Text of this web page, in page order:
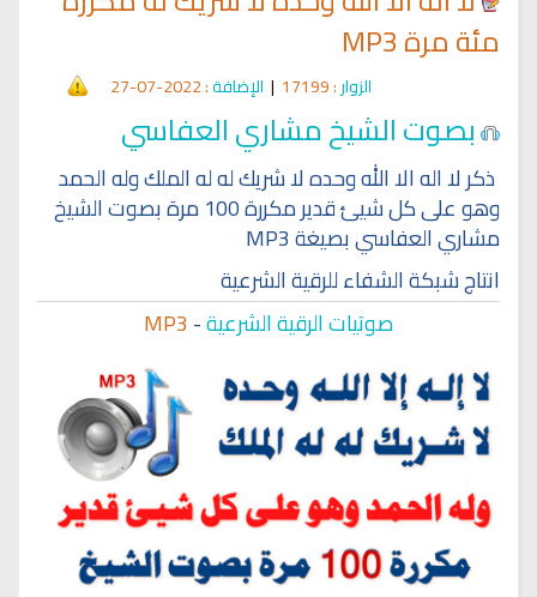
مئة مرة MP3
الزوار: 17199
| الإضافة: 2022-07-27
بصوت الشيخ مشاري العفاسي
ذكر لا اله الا الله وحده لا شريك له له الملك وله الحمد
وهو على كل شيئ قدير مكررة 100 مرة بصوت الشيخ
مشاري العفاسي بصيغة MP3
انتاج شبكة الشفاء للرقية الشرعية
صوتيات الرقية الشرعية-
MP3